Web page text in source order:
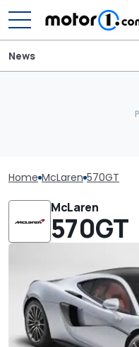
News
Home McLaren 570GT
McLaren
570GT